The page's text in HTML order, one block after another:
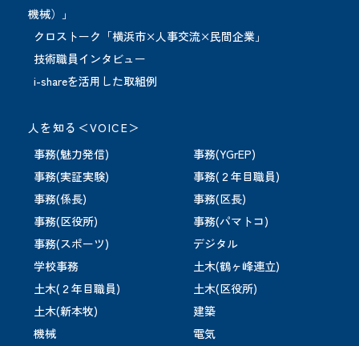
機械）」
クロストーク「横浜市×人事交流×民間企業」
技術職員インタビュー
i-shareを活用した取組例
人を知る＜VOICE＞
事務(魅力発信)
事務(YGrEP)
事務(実証実験)
事務(２年目職員)
事務(係長)
事務(区長)
事務(区役所)
事務(パマトコ)
事務(スポーツ)
デジタル
学校事務
土木(鶴ヶ峰連立)
土木(２年目職員)
土木(区役所)
土木(新本牧)
建築
機械
電気